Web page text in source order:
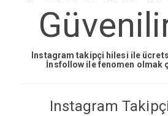
Instagram takipçi hilesi ile
İnsfollow ile fenomen olmak
Instagram Takipçi